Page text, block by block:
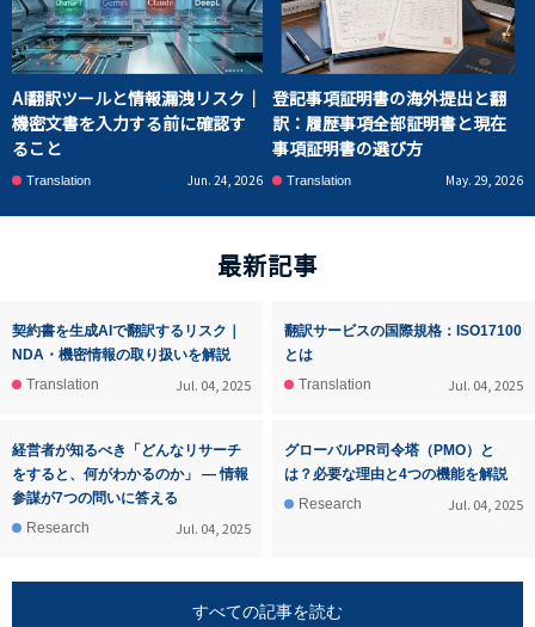
AI翻訳ツールと情報漏洩リスク｜
機密文書を入力する前に確認す
ること
Translation Jun. 24, 2026
登記事項証明書の海外提出と翻
訳：履歴事項全部証明書と現在
事項証明書の選び方
Translation May. 29, 2026
最新記事
契約書を生成AIで翻訳するリスク｜
NDA・機密情報の取り扱いを解説
Translation
Jul. 04, 2025
翻訳サービスの国際規格：ISO17100
とは
Translation
Jul. 04, 2025
経営者が知るべき「どんなリサーチ
をすると、何がわかるのか」 ― 情報
参謀が7つの問いに答える
Research
Jul. 04, 2025
グローバルPR司令塔（PMO）と
は？必要な理由と4つの機能を解説
Research
Jul. 04, 2025
すべての記事を読む